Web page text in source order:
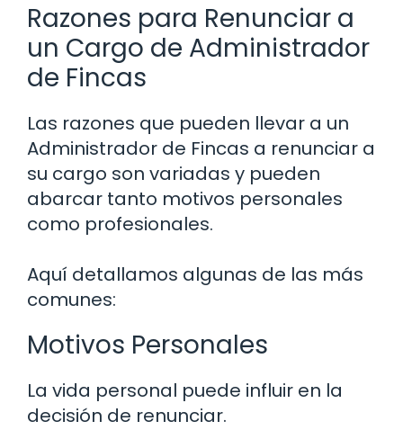
Razones para Renunciar a
un Cargo de Administrador
de Fincas
Las razones que pueden llevar a un
Administrador de Fincas a renunciar a
su cargo son variadas y pueden
abarcar tanto motivos personales
como profesionales.
Aquí detallamos algunas de las más
comunes:
Motivos Personales
La vida personal puede influir en la
decisión de renunciar.